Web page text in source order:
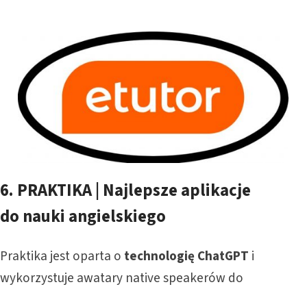
6. PRAKTIKA | Najlepsze aplikacje
do nauki angielskiego
Praktika jest oparta o technologię ChatGPT i
wykorzystuje awatary native speakerów do